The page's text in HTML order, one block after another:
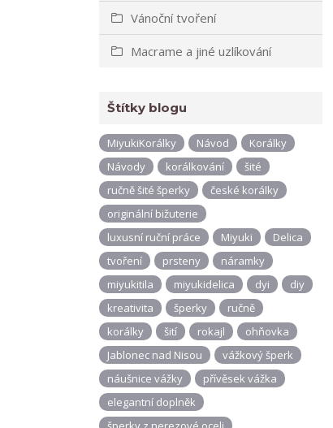
Vánoční tvoření
Macrame a jiné uzlíkování
Štítky blogu
MiyukiKorálky Návod
Korálky
Návody
korálkování
šité
ručně šité šperky
české korálky
originální bižuterie
luxusní ruční práce
Miyuki
Delica
tvoření
prsteny
náramky
miyukitila
miyukidelica dyi
diy
kreativita
šperky
ručně
korálky
šití rokajl
ohňovka
Jablonec nad Nisou
vážkový šperk
náušnice vážky
přívěsek vážka
elegantní doplněk